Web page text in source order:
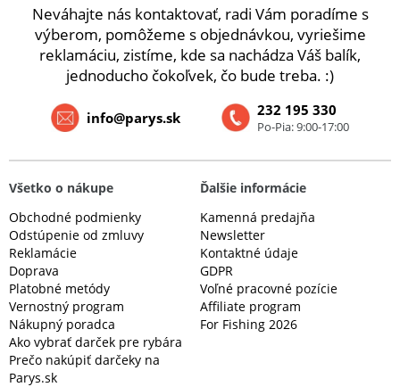
Neváhajte nás kontaktovať, radi Vám poradíme s
výberom, pomôžeme s objednávkou, vyriešime
reklamáciu, zistíme, kde sa nachádza Váš balík,
jednoducho čokoľvek, čo bude treba. :)
232 195 330
Po-Pia: 9:00-17:00
info@parys.sk
Všetko o nákupe
Obchodné podmienky
Odstúpenie od zmluvy
Reklamácie
Doprava
Platobné metódy
Vernostný program
Nákupný poradca
Ako vybrať darček pre rybára
Prečo nakúpiť darčeky na
Parys.sk
Ďalšie informácie
Kamenná predajňa
Newsletter
Kontaktné údaje
GDPR
Voľné pracovné pozície
Affiliate program
For Fishing 2026